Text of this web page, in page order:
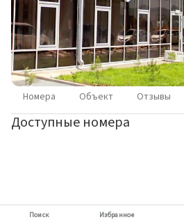
Номера Объект Отзывы
Доступные номера
Поиск Избранное